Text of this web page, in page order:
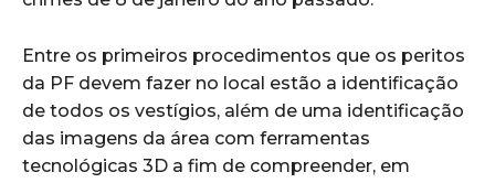
Entre os primeiros procedimentos que os peritos
da PF devem fazer no local estão a identificação
de todos os vestígios, além de uma identificação
das imagens da área com ferramentas
tecnológicas 3D a fim de compreender, em